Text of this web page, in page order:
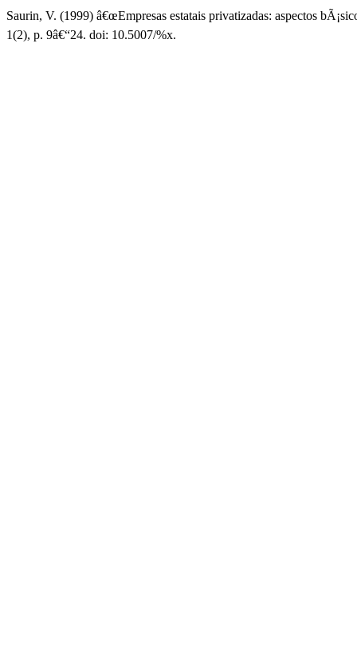
Saurin, V. (1999) â€œEmpresas estatais privatizadas: aspectos
1(2), p. 9â€“24. doi: 10.5007/%x.